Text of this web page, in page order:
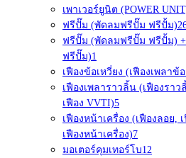
เพาเวอร์ยูนิต (POWER
ฟรีปั๊ม (พัดลมฟรีปั๊ม ฟรีปั้ม)
ฟรีปั๊ม (พัดลมฟรีปั๊ม ฟรีปั้ม)
ฟรีปั๊ม)1
เฟืองข้อเหวี่ยง (เฟืองเพลาข้
เฟืองเพลาราวลิ้น (เฟืองรา
เฟือง VVTI)5
เฟืองหน้าเครื่อง (เฟืองลอย,
เฟืองหน้าเครื่อง)7
มอเตอร์คุมเทอร์โบ12